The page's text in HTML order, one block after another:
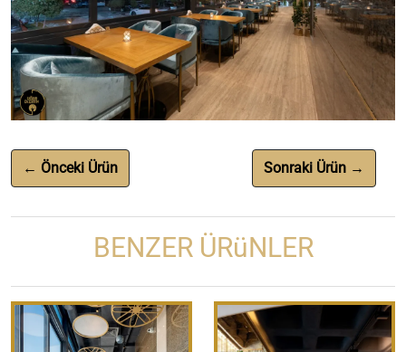
← Önceki Ürün Sonraki Ürün →
BENZER ÜRüNLER